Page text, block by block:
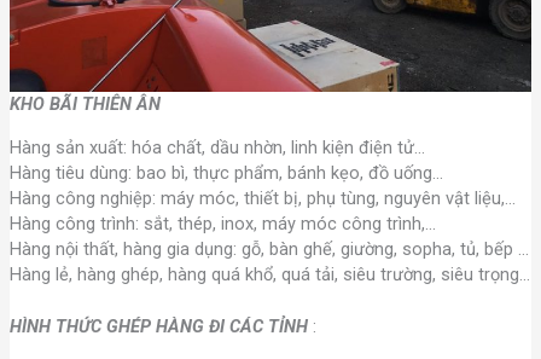
KHO BÃI THIÊN ÂN
Hàng sản xuất: hóa chất, dầu nhờn, linh kiện điện tử…
Hàng tiêu dùng: bao bì, thực phẩm, bánh kẹo, đồ uống…
Hàng công nghiệp: máy móc, thiết bị, phụ tùng, nguyên vật liệu,…
Hàng công trình: sắt, thép, inox, máy móc công trình,…
Hàng nội thất, hàng gia dụng: gỗ, bàn ghế, giường, sopha, tủ, bếp …
Hàng lẻ, hàng ghép, hàng quá khổ, quá tải, siêu trường, siêu trọng…
HÌNH THỨC GHÉP HÀNG ĐI CÁC TỈNH: